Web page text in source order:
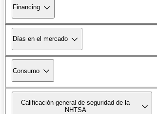
Financing
Días en el mercado
Consumo
Calificación general de seguridad de la
NHTSA